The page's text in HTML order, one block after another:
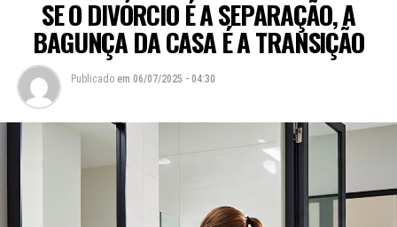
SE O DIVÓRCIO É A SEPARAÇÃO, A
BAGUNÇA DA CASA É A TRANSIÇÃO
Publicado em 06/07/2025 - 04:30